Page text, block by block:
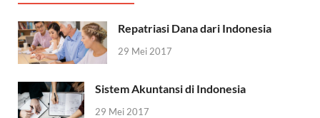
Repatriasi Dana dari Indonesia
29 Mei 2017
Sistem Akuntansi di Indonesia
29 Mei 2017